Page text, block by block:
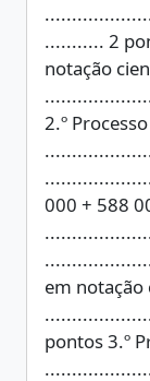
........... 2
notação
2.º
000 + 588
em notação
pontos 3.º